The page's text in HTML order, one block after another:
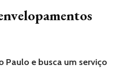
Paulo e busca um serviço